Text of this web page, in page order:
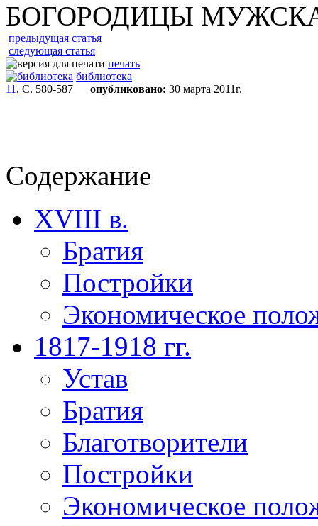
БОГОРОДИЦЫ
предыдущая статья
следующая статья
печать
библиотека
11 , С. 580-587 опубликовано: 30 марта 2011г.
Содержание
XVIII в.
Братия
Постройки
Экономическое
1817-1918 гг.
Устав
Братия
Благотворители
Постройки
Экономическое